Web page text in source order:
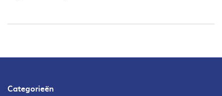
Categorieën